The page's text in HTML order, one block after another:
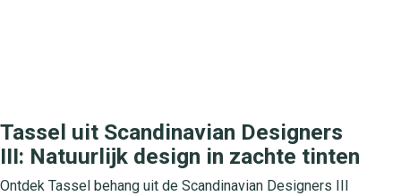
Tassel uit Scandinavian Designers
III: Natuurlijk design in zachte tinten
Ontdek Tassel behang uit de Scandinavian Designers III